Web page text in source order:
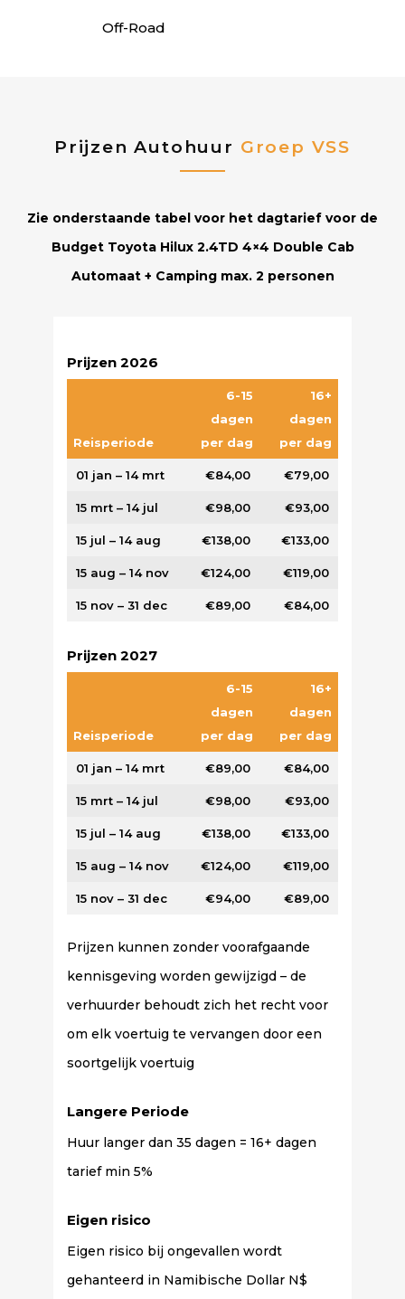
Off-Road
Prijzen Autohuur Groep VSS
Zie onderstaande tabel voor het dagtarief voor de
Budget Toyota Hilux 2.4TD 4×4 Double Cab
Automaat + Camping max. 2 personen
Prijzen 2026
Reisperiode
6-15
dagen
per dag
16+
dagen
per dag
01 jan – 14 mrt €84,00 €79,00
15 mrt – 14 jul €98,00 €93,00
15 jul – 14 aug €138,00 €133,00
15 aug – 14 nov €124,00 €119,00
15 nov – 31 dec €89,00 €84,00
Prijzen 2027
Reisperiode
6-15
dagen
per dag
16+
dagen
per dag
01 jan – 14 mrt €89,00 €84,00
15 mrt – 14 jul €98,00 €93,00
15 jul – 14 aug €138,00 €133,00
15 aug – 14 nov €124,00 €119,00
15 nov – 31 dec €94,00 €89,00
Prijzen kunnen zonder voorafgaande
kennisgeving worden gewijzigd – de
verhuurder behoudt zich het recht voor
om elk voertuig te vervangen door een
soortgelijk voertuig
Langere Periode
Huur langer dan 35 dagen = 16+ dagen
tarief min 5%
Eigen risico
Eigen risico bij ongevallen wordt
gehanteerd in Namibische Dollar N$